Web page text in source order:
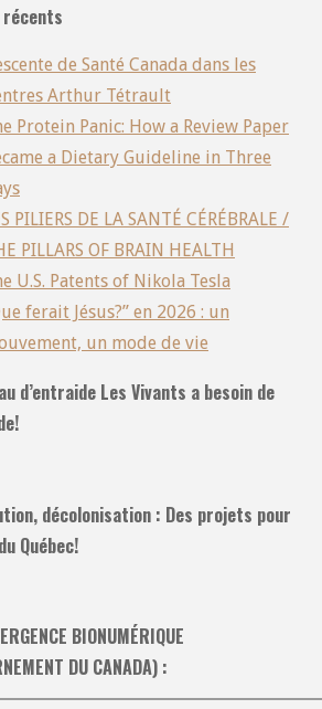
de Santé Canada dans les
Arthur Tétrault
Protein Panic: How a Review Paper
a Dietary Guideline in Three
PILIERS DE LA SANTÉ CÉRÉBRALE /
PILLARS OF BRAIN HEALTH
U.S. Patents of Nikola Tesla
ferait Jésus?” en 2026 : un
un mode de vie
d’entraide Les Vivants a besoin de
décolonisation : Des projets pour
Québec!
BIONUMÉRIQUE
DU CANADA) :